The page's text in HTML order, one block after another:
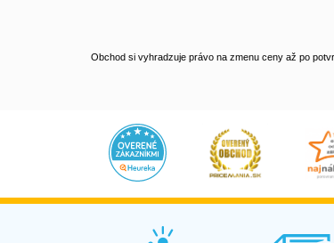
Obchod si vyhradzuje právo na zmenu ceny až po